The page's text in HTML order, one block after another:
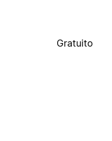
Gratuito